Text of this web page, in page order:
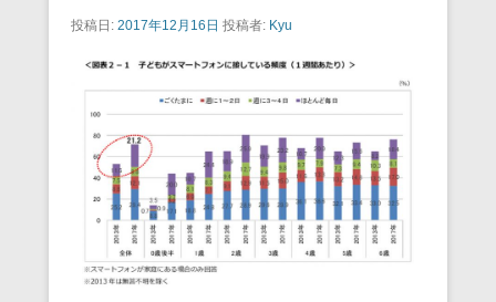
投稿日: 2017年12月16日 投稿者: Kyu